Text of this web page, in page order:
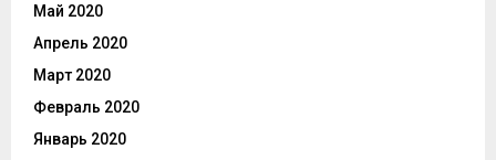
Май 2020
Апрель 2020
Март 2020
Февраль 2020
Январь 2020